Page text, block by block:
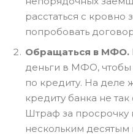
расстаться с кровно
попробовать
Обращаться в МФО.
деньги в МФО, чтобы
по кредиту. На деле
кредиту банка не
Штраф за просрочку
нескольким